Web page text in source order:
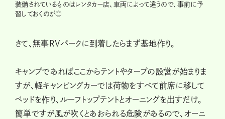
装備されているものはレンタカー店、車両によって違うので、事前に予
習しておくのが◎
さて、無事RVパークに到着したらまず基地作り。
キャンプであればここからテントやタープの設営が始まりま
すが、軽キャンピングカーでは荷物をすべて前席に移して
ベッドを作り、ルーフトップテントとオーニングを出すだけ。
簡単ですが風が吹くとあおられる危険があるので、オーニ